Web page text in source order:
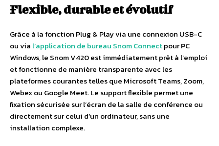
Flexible, durable et évolutif
Grâce à la fonction Plug & Play via une connexion USB-C
ou via l’application de bureau Snom Connectpour PC
Windows, le Snom V420 est immédiatement prêt à l’emploi
et fonctionne de manière transparente avec les
plateformes courantes telles que Microsoft Teams, Zoom,
Webex ou Google Meet. Le support flexible permet une
fixation sécurisée sur l’écran de la salle de conférence ou
directement sur celui d’un ordinateur, sans une
installation complexe.